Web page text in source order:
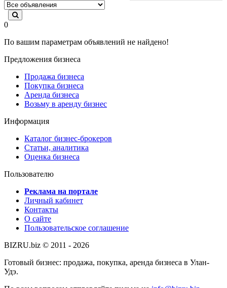
0
По вашим параметрам объявлений не найдено!
Предложения бизнеса
Продажа бизнеса
Покупка бизнеса
Аренда бизнеса
Возьму в аренду бизнес
Информация
Каталог бизнес-брокеров
Статьи, аналитика
Оценка бизнеса
Пользователю
Реклама на портале
Личный кабинет
Контакты
О сайте
Пользовательское соглашение
BIZRU.biz © 2011 - 2026
Готовый бизнес: продажа, покупка, аренда бизнеса в Улан-
Удэ.